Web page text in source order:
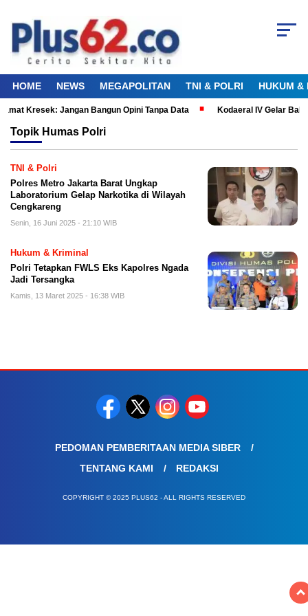
HOME NEWS MEGAPOLITAN TNI & POLRI HUKUM &
Kresek: Jangan Bangun Opini Tanpa Data Kodaeral IV Gelar
Topik Humas Polri
TNI & Polri
Polres Metro Jakarta Barat Ungkap
Laboratorium Gelap Narkotika di Wilayah
Cengkareng
Senin, 16 Juni 2025 - 21:10 WIB
Hukum & Kriminal
Polri Tetapkan FWLS Eks Kapolres Ngada
Jadi Tersangka
Kamis, 13 Maret 2025 - 16:38 WIB
PEDOMAN PEMBERITAAN MEDIA SIBER
TENTANG KAMI
REDAKSI
COPYRIGHT © 2025 PLUS62 - ALL RIGHTS RESERVED